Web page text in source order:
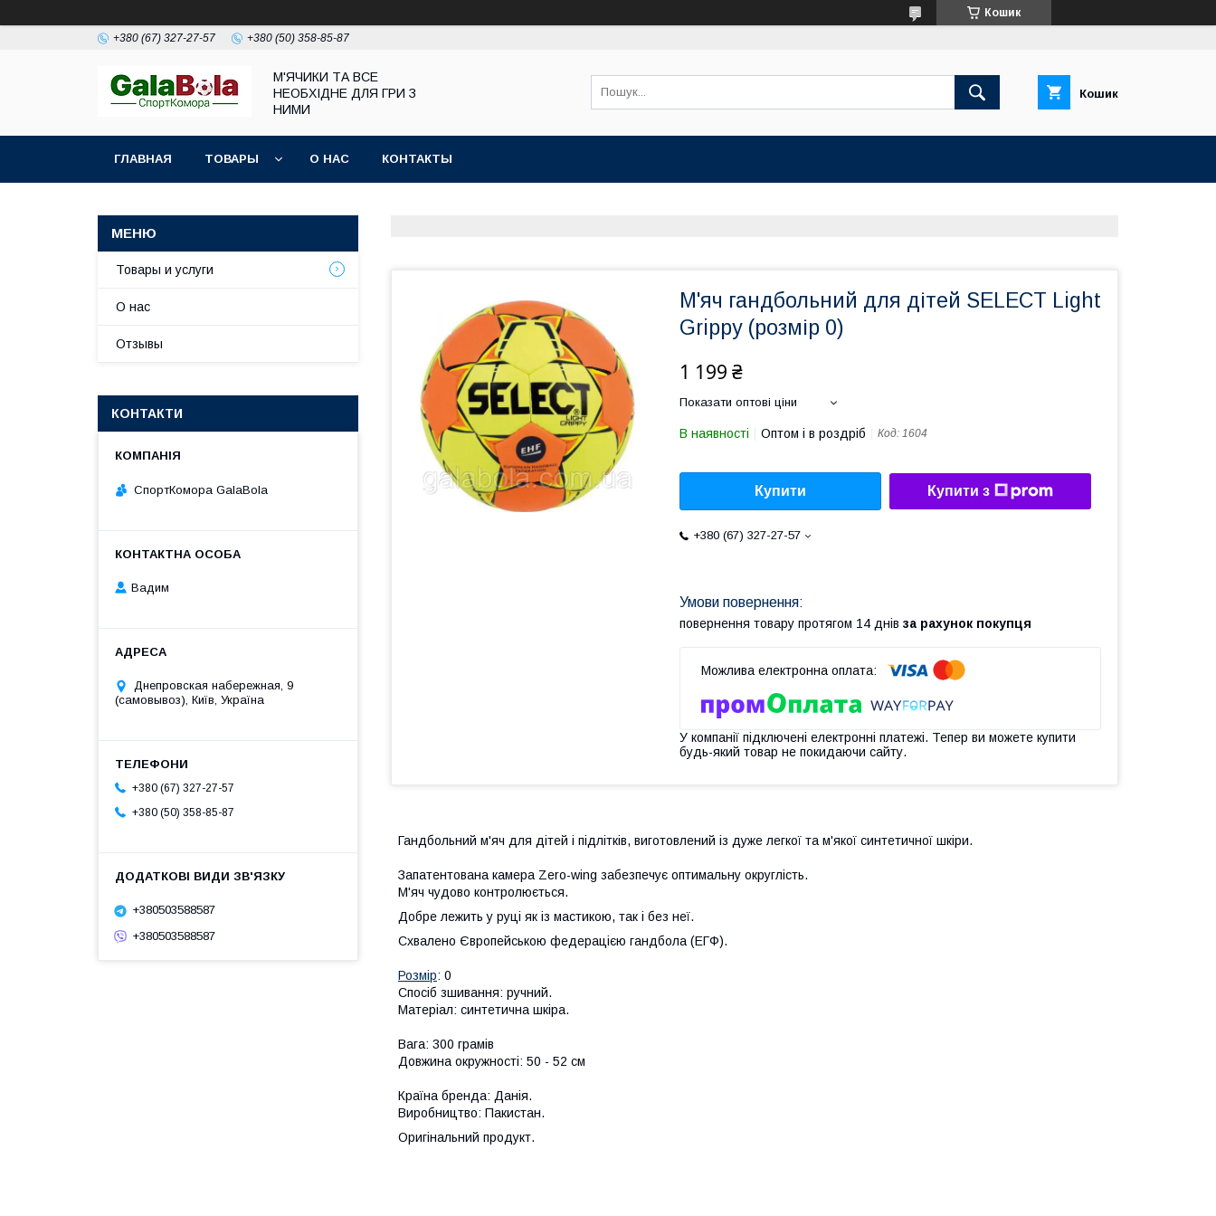
Кошик
+380 (67) 327-27-57 +380 (50) 358-85-87
М'ЯЧИКИ ТА ВСЕ
НЕОБХІДНЕ ДЛЯ ГРИ З
НИМИ
Кошик
ГЛАВНАЯ ТОВАРЫ О НАС КОНТАКТЫ
М'яч гандбольний для дітей SELECT Light
Grippy (розмір 0)
1 199 ₴
Показати оптові ціни
В наявності Оптом і в роздріб Код: 1604
Купити Купити з
+380 (67) 327-27-57
повернення товару протягом 14 днів за рахунок покупця
У компанії підключені електронні платежі. Тепер ви можете купити
будь-який товар не покидаючи сайту.
Гандбольний м'яч для дітей і підлітків, виготовлений із дуже легкої та м'якої синтетичної шкіри.
Запатентована камера Zero-wing забезпечує оптимальну округлість.
М'яч чудово контролюється.
Добре лежить у руці як із мастикою, так і без неї.
Схвалено Європейською федерацією гандбола (ЕГФ).
Розмір: 0
Спосіб зшивання: ручний.
Матеріал: синтетична шкіра.
Вага: 300 грамів
Довжина окружності: 50 - 52 см
Країна бренда: Данія.
Виробництво: Пакистан.
Оригінальний продукт.
Товары и услуги
О нас
Отзывы
КОНТАКТИ
СпортКомора GalaBola
Вадим
Днепровская набережная, 9
(самовывоз), Київ, Україна
+380 (67) 327-27-57
+380 (50) 358-85-87
+380503588587
+380503588587